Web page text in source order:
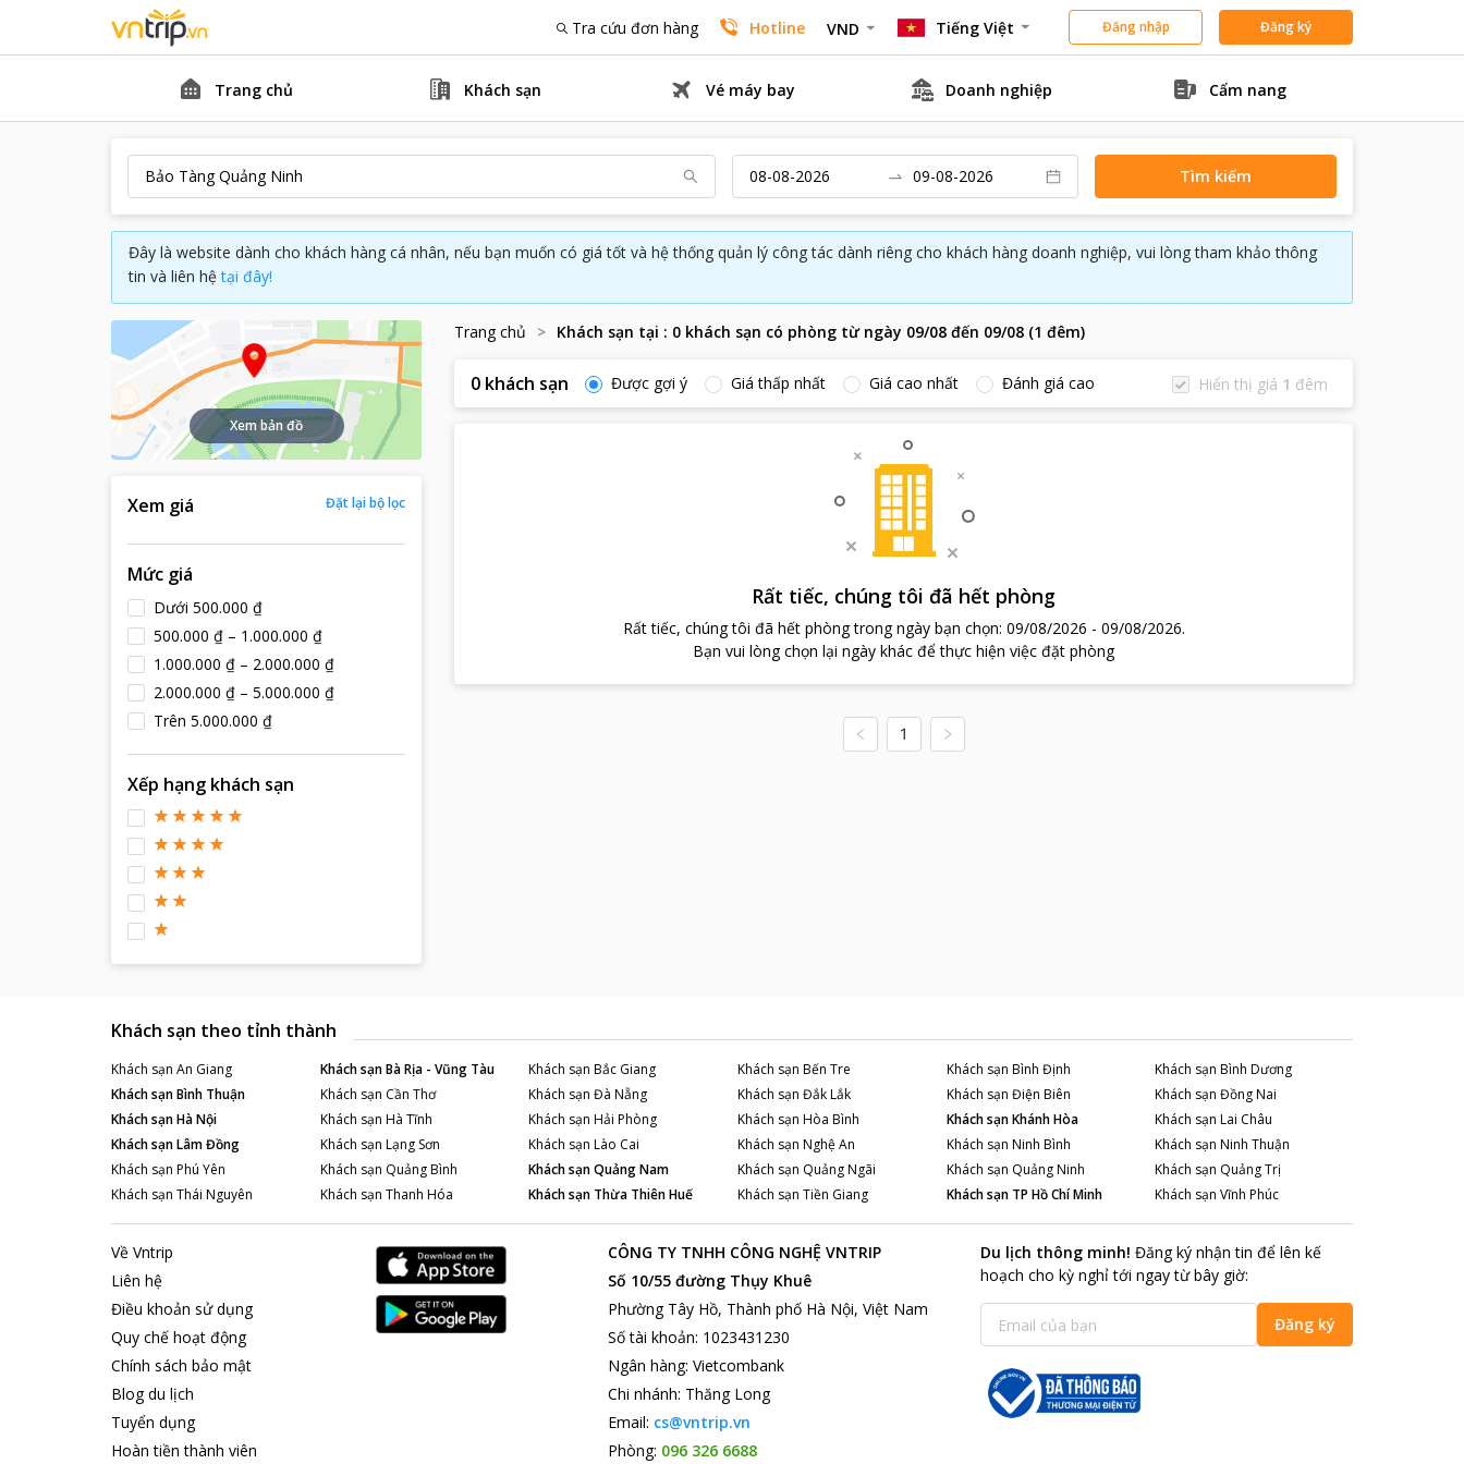
Tra cứu đơn hàng Hotline VND Tiếng Việt Đăng nhập Đăng ký
Trang chủ Khách sạn Vé máy bay Doanh nghiệp Cẩm nang
Tìm kiếm
Đây là website dành cho khách hàng cá nhân, nếu bạn muốn có giá tốt và hệ thống quản lý công tác dành riêng cho khách hàng doanh nghiệp, vui lòng tham khảo thông
tin và liên hệ tại đây!
Xem bản đồ
Xem giá
Mức giá
Dưới 500.000 ₫
500.000 ₫ – 1.000.000 ₫
1.000.000 ₫ – 2.000.000 ₫
2.000.000 ₫ – 5.000.000 ₫
Trên 5.000.000 ₫
Xếp hạng khách sạn
Đặt lại bộ lọc
Trang chủ Khách sạn tại : 0 khách sạn có phòng từ ngày 09/08 đến 09/08 (1 đêm)
0 khách sạn Được gợi ý Giá thấp nhất Giá cao nhất Đánh giá cao Hiển thị giá 1 đêm
Rất tiếc, chúng tôi đã hết phòng
Rất tiếc, chúng tôi đã hết phòng trong ngày bạn chọn: 09/08/2026 - 09/08/2026.
Bạn vui lòng chọn lại ngày khác để thực hiện việc đặt phòng
1
Khách sạn theo tỉnh thành
Khách sạn An Giang Khách sạnBà Rịa - Vũng Tàu Khách sạn Bắc Giang Khách sạn Bến Tre Khách sạn Bình Định Khách sạn Bình Dương
Khách sạnBình Thuận Khách sạn Cần Thơ Khách sạn Đà Nẵng Khách sạn Đắk Lắk Khách sạn Điện Biên Khách sạn Đồng Nai
Khách sạnHà Nội Khách sạn Hà Tĩnh Khách sạn Hải Phòng Khách sạn Hòa Bình Khách sạnKhánh Hòa Khách sạn Lai Châu
Khách sạnLâm Đồng Khách sạn Lạng Sơn Khách sạn Lào Cai Khách sạn Nghệ An Khách sạn Ninh Bình Khách sạn Ninh Thuận
Khách sạn Phú Yên Khách sạn Quảng Bình Khách sạnQuảng Nam Khách sạn Quảng Ngãi Khách sạn Quảng Ninh Khách sạn Quảng Trị
Khách sạn Thái Nguyên Khách sạn Thanh Hóa Khách sạn Thừa Thiên Huế Khách sạn Tiền Giang Khách sạn TP Hồ Chí Minh Khách sạn Vĩnh Phúc
Về Vntrip
Liên hệ
Điều khoản sử dụng
Quy chế hoạt động
Chính sách bảo mật
Blog du lịch
Tuyển dụng
Hoàn tiền thành viên
CÔNG TY TNHH CÔNG NGHỆ VNTRIP
Số 10/55 đường Thụy Khuê
Phường Tây Hồ, Thành phố Hà Nội, Việt Nam
Số tài khoản: 1023431230
Ngân hàng: Vietcombank
Chi nhánh: Thăng Long
Email: cs@vntrip.vn
Phòng: 096 326 6688
Du lịch thông minh! Đăng ký nhận tin để lên kế
hoạch cho kỳ nghỉ tới ngay từ bây giờ:
Đăng ký